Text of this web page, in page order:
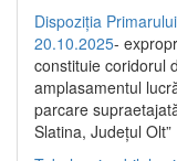
Dispoziția
20.10.2025-
constituie coridorul
amplasamentul
parcare
Slatina, Județul Olt”